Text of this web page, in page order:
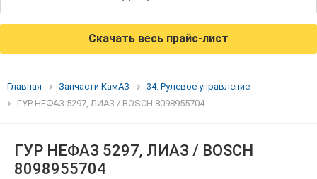
Скачать весь прайс-лист
Главная Запчасти КамАЗ
34. Рулевое управление
ГУР НЕФАЗ 5297, ЛИАЗ / BOSCH 8098955704
ГУР НЕФАЗ 5297, ЛИАЗ / BOSCH
8098955704